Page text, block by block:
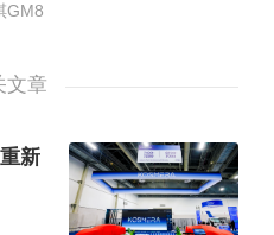
亲和力,让人初见就
GM8
文章
新